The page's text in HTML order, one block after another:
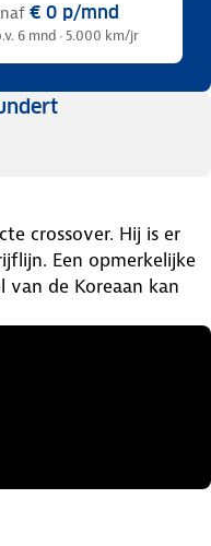
€ 0 p/mnd
6 mnd · 5.000 km/jr
crossover. Hij is er
Een opmerkelijke
van de Koreaan kan